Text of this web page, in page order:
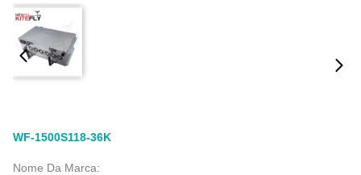
WF-1500S118-36K
Nome Da Marca: